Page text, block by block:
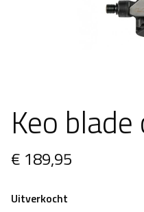
Keo
€ 189,95
Uitverkocht